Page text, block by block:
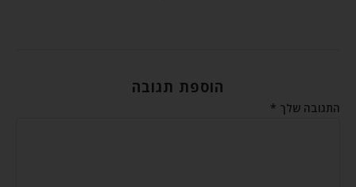
הוספת תגובה
התגובה שלך *